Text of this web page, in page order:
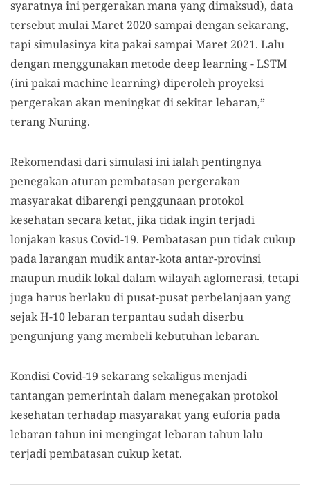
syaratnya ini pergerakan mana yang dimaksud), data
tersebut mulai Maret 2020 sampai dengan sekarang,
tapi simulasinya kita pakai sampai Maret 2021. Lalu
dengan menggunakan metode deep learning - LSTM
(ini pakai machine learning) diperoleh proyeksi
pergerakan akan meningkat di sekitar lebaran,”
terang Nuning.
Rekomendasi dari simulasi ini ialah pentingnya
penegakan aturan pembatasan pergerakan
masyarakat dibarengi penggunaan protokol
kesehatan secara ketat, jika tidak ingin terjadi
lonjakan kasus Covid-19. Pembatasan pun tidak cukup
pada larangan mudik antar-kota antar-provinsi
maupun mudik lokal dalam wilayah aglomerasi, tetapi
juga harus berlaku di pusat-pusat perbelanjaan yang
sejak H-10 lebaran terpantau sudah diserbu
pengunjung yang membeli kebutuhan lebaran.
Kondisi Covid-19 sekarang sekaligus menjadi
tantangan pemerintah dalam menegakan protokol
kesehatan terhadap masyarakat yang euforia pada
lebaran tahun ini mengingat lebaran tahun lalu
terjadi pembatasan cukup ketat.